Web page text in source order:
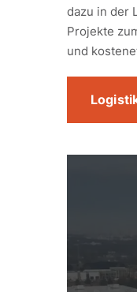
dazu in der
Projekte
und